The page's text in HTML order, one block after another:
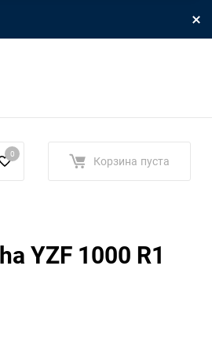
0 Корзина пуста
YZF 1000 R1